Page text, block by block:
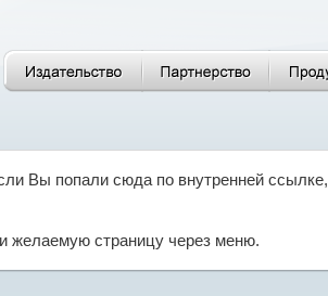
Вы попали сюда по внутренней ссылке,
желаемую страницу через меню.